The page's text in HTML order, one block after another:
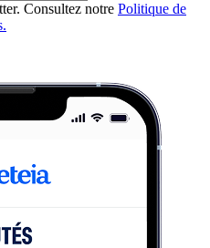
Consultez notre Politique de